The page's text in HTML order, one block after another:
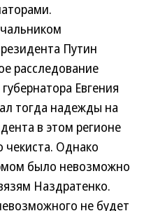
Путин
расследование
Евгения
тогда надежды на
в этом регионе
чекиста. Однако
было невозможно
Наздратенко.
не будет